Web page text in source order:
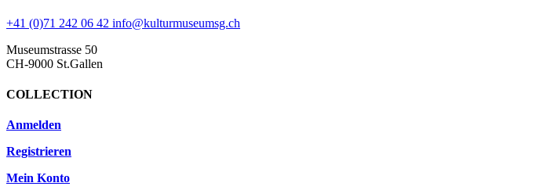
+41 (0)71 242 06 42 info@kulturmuseumsg.ch
Museumstrasse 50
CH-9000 St.Gallen
COLLECTION
Anmelden
Registrieren
Mein Konto